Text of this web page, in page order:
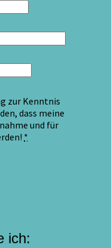
zur Kenntnis
dass meine
und für
*
ich: